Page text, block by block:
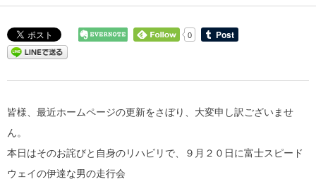
0
皆様、最近ホームページの更新をさぼり、大変申し訳ございませ
ん。
本日はそのお詫びと自身のリハビリで、９月２０日に富士スピード
ウェイの伊達な男の走行会